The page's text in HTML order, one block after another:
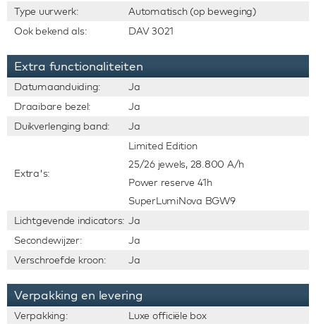
Type uurwerk:
Automatisch (op beweging)
Ook bekend als:
DAV 3021
Extra functionaliteiten
Datumaanduiding:
Ja
Draaibare bezel:
Ja
Duikverlenging band:
Ja
Extra's:
Limited Edition
25/26 jewels, 28.800 A/h
Power reserve 41h
SuperLumiNova BGW9
Lichtgevende indicators: Ja
Secondewijzer:
Ja
Verschroefde kroon:
Ja
Verpakking en levering
Verpakking:
Luxe officiële box